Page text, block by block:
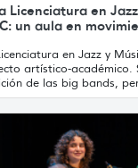
Licenciatura en
un aula en
en Jazz y
artístico-académico.
de las big bands,